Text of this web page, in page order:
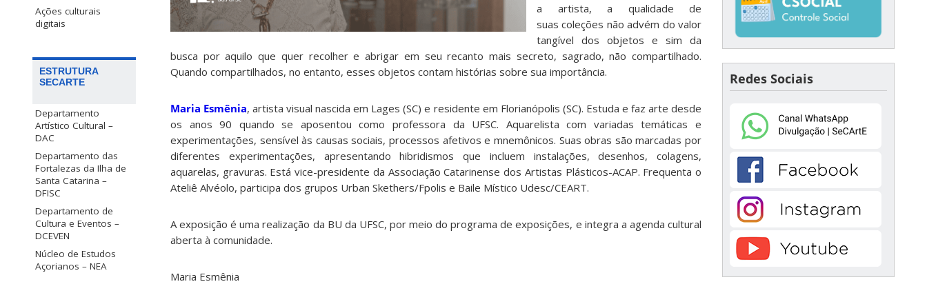
Ações culturais
digitais
ESTRUTURA
SECARTE
Departamento
Artístico Cultural –
DAC
Departamento das
Fortalezas da Ilha de
Santa Catarina –
DFISC
Departamento de
Cultura e Eventos –
DCEVEN
Núcleo de Estudos
Açorianos – NEA
a artista, a qualidade de
suas coleções não advém do valor
tangível dos objetos e sim da
busca por aquilo que quer recolher e abrigar em seu recanto mais secreto, sagrado, não compartilhado.
Quando compartilhados, no entanto, esses objetos contam histórias sobre sua importância.
Maria Esmênia, artista visual nascida em Lages (SC) e residente em Florianópolis (SC). Estuda e faz arte desde
os anos 90 quando se aposentou como professora da UFSC. Aquarelista com variadas temáticas e
experimentações, sensível às causas sociais, processos afetivos e mnemônicos. Suas obras são marcadas por
diferentes experimentações, apresentando hibridismos que incluem instalações, desenhos, colagens,
aquarelas, gravuras. Está vice-presidente da Associação Catarinense dos Artistas Plásticos-ACAP. Frequenta o
Ateliê Alvéolo, participa dos grupos Urban Skethers/Fpolis e Baile Místico Udesc/CEART.
A exposição é uma realização da BU da UFSC, por meio do programa de exposições, e integra a agenda cultural
aberta à comunidade.
Maria Esmênia
Redes Sociais